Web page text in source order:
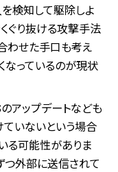
を検知して駆除しよ
ぐり抜ける攻撃手法
わせた手口も考え
なっているのが現状
のアップデートなども
ていないという場合
る可能性がありま
つ外部に送信されて